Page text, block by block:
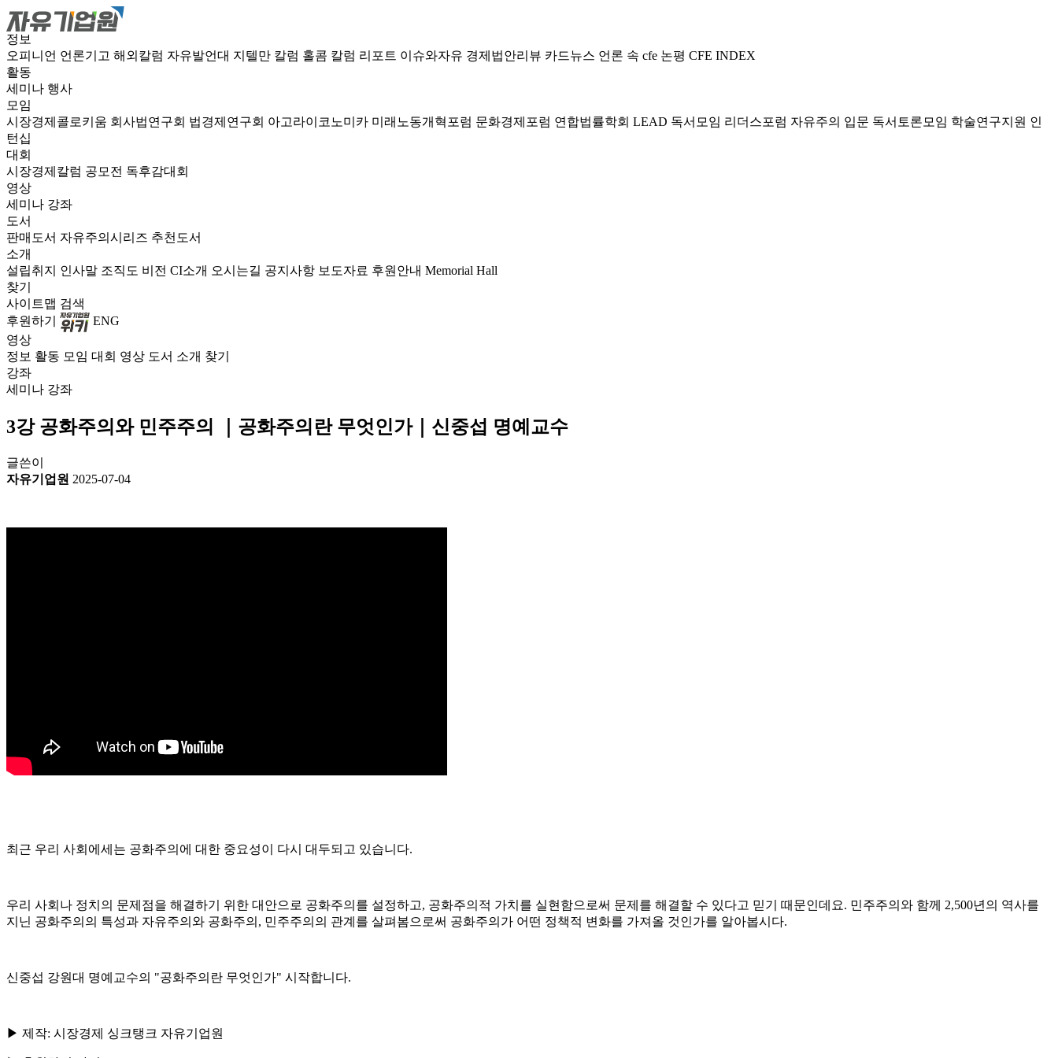
정보
오피니언 언론기고 해외칼럼 자유발언대 지텔만 칼럼 홀콤 칼럼 리포트 이슈와자유 경제법안리뷰 카드뉴스 언론 속 cfe 논평 CFE INDEX
활동
세미나 행사
모임
시장경제콜로키움 회사법연구회 법경제연구회 아고라이코노미카 미래노동개혁포럼 문화경제포럼 연합법률학회 LEAD 독서모임 리더스포럼 자유주의 입문 독서토론모임 학술연구지원 인
턴십
대회
시장경제칼럼 공모전 독후감대회
영상
세미나 강좌
도서
판매도서 자유주의시리즈 추천도서
소개
설립취지 인사말 조직도 비전 CI소개 오시는길 공지사항 보도자료 후원안내 Memorial Hall
찾기
사이트맵 검색
후원하기
ENG
영상
정보 활동 모임 대회 영상 도서 소개 찾기
강좌
세미나 강좌
3강 공화주의와 민주주의 ｜공화주의란 무엇인가｜신중섭 명예교수
글쓴이
자유기업원 2025-07-04
최근 우리 사회에세는 공화주의에 대한 중요성이 다시 대두되고 있습니다.
우리 사회나 정치의 문제점을 해결하기 위한 대안으로 공화주의를 설정하고, 공화주의적 가치를 실현함으로써 문제를 해결할 수 있다고 믿기 때문인데요. 민주주의와 함께 2,500년의 역사를
지닌 공화주의의 특성과 자유주의와 공화주의, 민주주의의 관계를 살펴봄으로써 공화주의가 어떤 정책적 변화를 가져올 것인가를 알아봅시다.
신중섭 강원대 명예교수의 "공화주의란 무엇인가" 시작합니다.
▶ 제작: 시장경제 싱크탱크 자유기업원